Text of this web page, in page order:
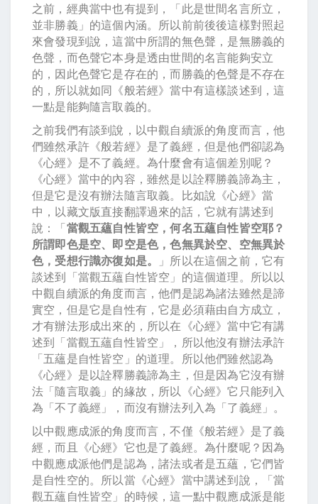
之前，經典當中也有提到，「此是世間名言所立，
並非勝義」的這個內涵。所以前前後後這樣對照起
來會發現到說，這當中所謂的無色聲，是無勝義的
色聲，而色聲它本身是透由世間的名言能夠安立
的，因此色聲它是存在的，而勝義的色聲是不存在
的，所以就如同《般若經》當中有這樣談述到，這
一點是能夠隨言取義的。
之前我們有談到說，以中觀自續派的角度而言，他
們雖然承許《般若經》是了義經，但是他們卻認為
《心經》是不了義經。為什麼會有這個差別呢？
《心經》當中的內容，雖然是以詮釋勝義諦為主，
但是它是沒有辦法隨言取義。比如說《心經》當
中，以藏文版直接翻譯過來的話，它就有講述到
說：「當觀五蘊自性皆空，何名五蘊自性皆空耶？
所謂即色是空、即空是色，色無異於空、空無異於
色，受想行識亦復如是。
」所以在這個之前，它有
談述到「當觀五蘊自性皆空」的這個道理。所以以
中觀自續派的角度而言，他們是認為諸法雖然是諦
實空，但是它是自性有，它是必須藉由自方成立，
才有辦法形成出來的，所以在《心經》當中它有講
述到「當觀五蘊自性皆空」，所以他沒有辦法承許
「五蘊是自性皆空」的道理。所以他們雖然認為
《心經》是以詮釋勝義諦為主，但是因為它沒有辦
法「隨言取義」的緣故，所以《心經》它只能列入
為「不了義經」，而沒有辦法列入為「了義經」。
以中觀應成派的角度而言，不僅《般若經》是了義
經，而且《心經》它也是了義經。為什麼呢？因為
中觀應成派他們是認為，諸法或者是五蘊，它們皆
是自性空的。所以當《心經》當中講述到說，「當
觀五蘊自性皆空」的時候，這一點中觀應成派是能